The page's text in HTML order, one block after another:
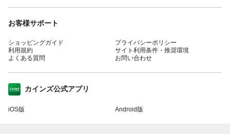
お客様サポート
ショッピングガイド
利用規約
よくある質問
プライバシーポリシー
サイト利用条件・推奨環境
お問い合わせ
カインズ公式アプリ
iOS版 Android版